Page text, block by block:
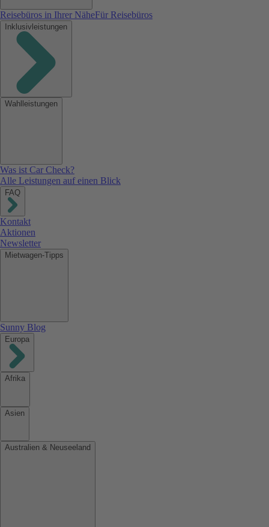
Reisebüros in Ihrer NäheFür Reisebüros
Inklusivleistungen
Wahlleistungen
Was ist Car Check?
Alle Leistungen auf einen Blick
FAQ
Kontakt
Aktionen
Newsletter
Mietwagen-Tipps
Sunny Blog
Europa
Afrika
Asien
Australien & Neuseeland